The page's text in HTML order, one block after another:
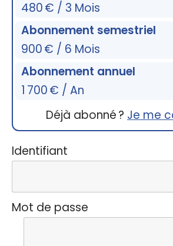
480 € / 3 Mois
Abonnement semestriel
900 € / 6 Mois
Abonnement annuel
1 700 € / An
Déjà abonné ? Je me
Identifiant
Mot de passe